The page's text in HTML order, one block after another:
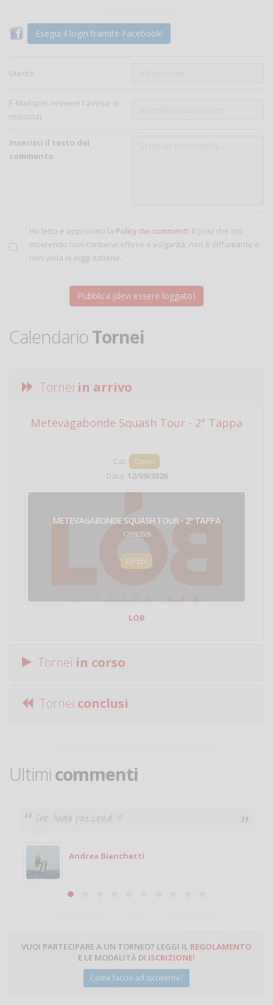
Esegui il login tramite Facebook!
Utente:
E-Mail (per ricevere l'avviso di
risposta)
Inserisci il testo del
commento
Ho letto e approvato la Policy dei commenti. Il post che sto
inserendo non contiene offese e volgarità, non è diffamante e
non viola le leggi italiane.
Calendario Tornei
Tornei in arrivo
Metevagabonde Squash Tour - 2ª Tappa
Cat:
Open
Data: 12/09/2026
METEVAGABONDE SQUASH TOUR - 2ª TAPPA
12/09/2026
OPEN
LOB
Tornei in corso
Tornei conclusi
Ultimi commenti
Ciao. Sono a Treviglio da poco e vorrei tornare a
giocare. Se sei in zona e puoi giocare fammi sapere.
Michele
Michele Miglionico
VUOI PARTECIPARE A UN TORNEO? LEGGI IL REGOLAMENTO
E LE MODALITÀ DI ISCRIZIONE!
Come faccio ad iscrivermi?